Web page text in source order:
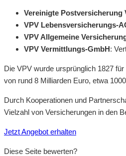
Vereinigte Postversicherung
VPV Lebensversicherungs-
VPV Allgemeine
VPV Vermittlungs-GmbH:
Die VPV wurde ursprünglich 1827
von rund 8 Milliarden Euro, etwa
Durch Kooperationen und
Vielzahl von Versicherungen in den
Jetzt Angebot erhalten
Diese Seite bewerten?